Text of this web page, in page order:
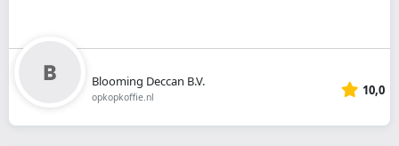
Blooming Deccan B.V.
opkopkoffie.nl 10,0